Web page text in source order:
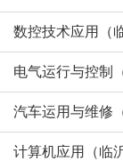
校）
数控技术应用（
电气运行与控制
汽车运用与维修
计算机应用（临